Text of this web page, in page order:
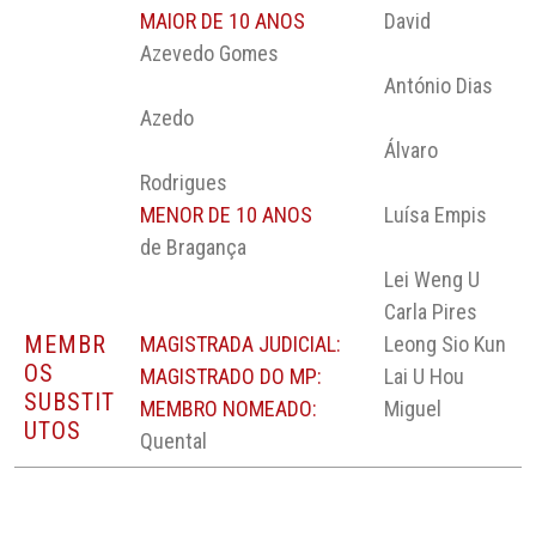
MEMBR
OS
SUBSTIT
UTOS
MAIOR DE 10 ANOS
David
Azevedo Gomes
António Dias
Azedo
Álvaro
Rodrigues
MENOR DE 10 ANOS
Luísa Empis
de Bragança
Lei Weng U
Carla Pires
MAGISTRADA JUDICIAL:
Leong Sio Kun
MAGISTRADO DO MP:
Lai U Hou
MEMBRO NOMEADO:
Miguel
Quental